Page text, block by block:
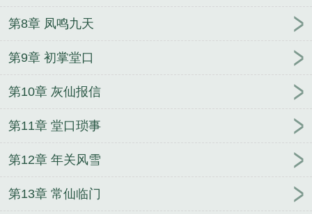
第8章 凤鸣九天
第9章 初掌堂口
第10章 灰仙报信
第11章 堂口琐事
第12章 年关风雪
第13章 常仙临门